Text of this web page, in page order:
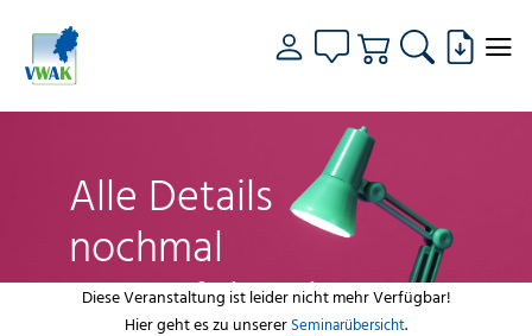
Alle Details
nochmal
genau fokussiert
Diese Veranstaltung ist leider nicht mehr Verfügbar!
Hier geht es zu unserer Seminarübersicht.